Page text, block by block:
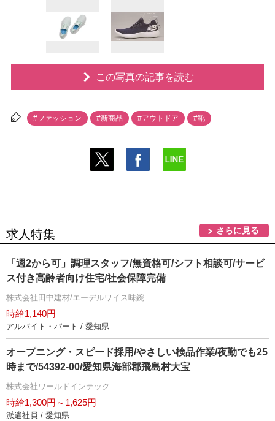
この写真の記事を読む
#ファッション #新商品 #アウトドア #靴
求人特集 さらに見る
「週2から可」調理スタッフ/無資格可/シフト相談可/サービ
ス付き高齢者向け住宅/社会保障完備
株式会社田中建材/エーデルワイス味鋺
時給1,140円
アルバイト・パート / 愛知県
オープニング・スピード採用/やさしい検品作業/夜勤でも25
時まで/54392-00/愛知県海部郡飛島村大宝
株式会社ワールドインテック
時給1,300円～1,625円
派遣社員 / 愛知県